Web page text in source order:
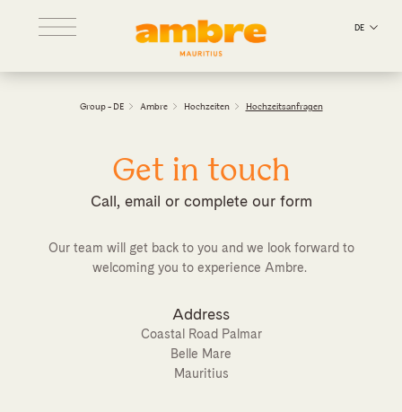
DE
Group - DE Ambre Hochzeiten Hochzeitsanfragen
Get in touch
Call, email or complete our form
Our team will get back to you and we look forward to
welcoming you to experience Ambre.
Address
Coastal Road Palmar
Belle Mare
Mauritius